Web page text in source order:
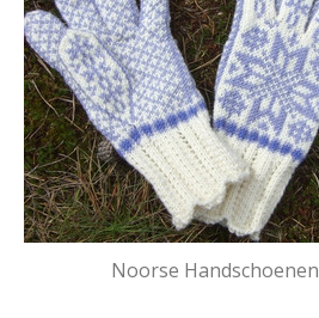
Noorse Handschoenen